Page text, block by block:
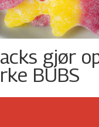
gjør
BUBS